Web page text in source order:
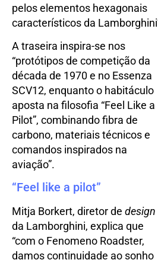
pelos elementos hexagonais
característicos da
A traseira inspira-se nos
“protótipos de competição da
década de 1970 e no Essenza
SCV12, enquanto o habitáculo
aposta na filosofia “Feel Like a
Pilot”, combinando fibra de
carbono, materiais técnicos e
comandos inspirados na
aviação”.
“Feel like a pilot”
Mitja Borkert, diretor de design
da Lamborghini, explica que
“com o Fenomeno Roadster,
damos continuidade ao sonho